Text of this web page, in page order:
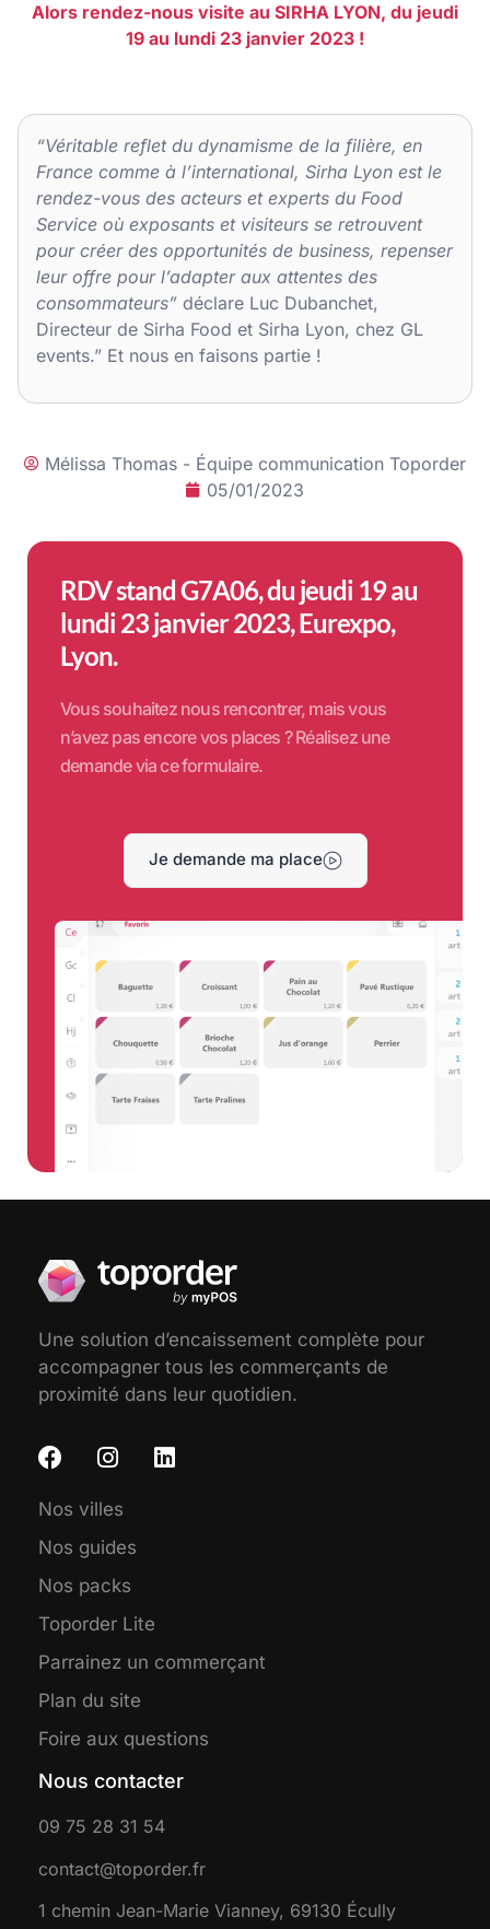
Alors rendez-nous visite au SIRHA LYON, du jeudi
19 au lundi 23 janvier 2023 !
“Véritable reflet du dynamisme de la filière, en
France comme à l’international, Sirha Lyon est le
rendez-vous des acteurs et experts du Food
Service où exposants et visiteurs se retrouvent
pour créer des opportunités de business, repenser
leur offre pour l’adapter aux attentes des
consommateurs” déclare Luc Dubanchet,
Directeur de Sirha Food et Sirha Lyon, chez GL
events.” Et nous en faisons partie !
Mélissa Thomas - Équipe communication Toporder
05/01/2023
RDV stand G7A06, du jeudi 19 au
lundi 23 janvier 2023, Eurexpo,
Lyon.
Vous souhaitez nous rencontrer, mais vous
n’avez pas encore vos places ? Réalisez une
demande via ce formulaire.
Je demande ma place
Une solution d’encaissement complète pour
accompagner tous les commerçants de
proximité dans leur quotidien.
Nos villes
Nos guides
Nos packs
Toporder Lite
Parrainez un commerçant
Plan du site
Foire aux questions
Nous contacter
09 75 28 31 54
contact@toporder.fr
1 chemin Jean-Marie Vianney, 69130 Écully